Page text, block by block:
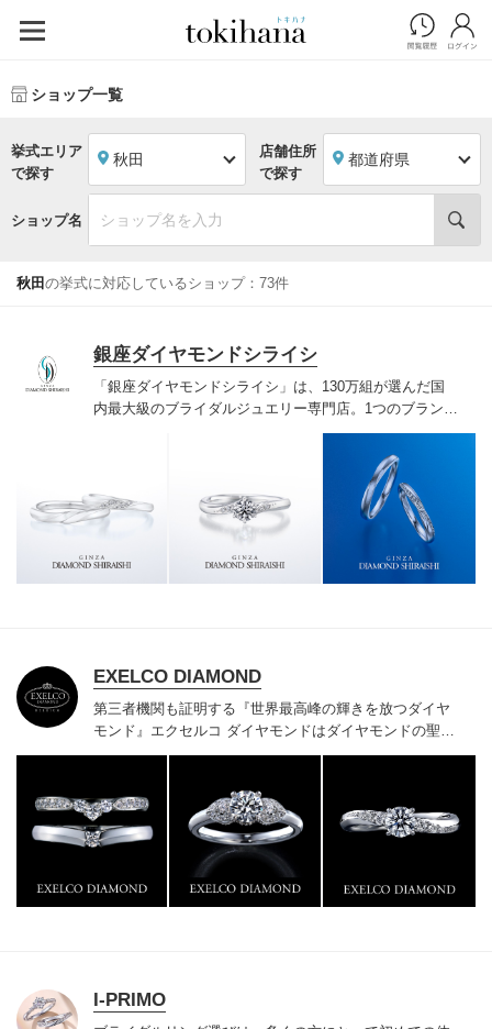
ショップ一覧
挙式エリア
で探す
秋田
店舗住所
で探す
都道府県
ショップ名
秋田 の挙式に対応しているショップ：73件
銀座ダイヤモンドシライシ
「銀座ダイヤモンドシライシ」は、130万組が選んだ国
内最大級のブライダルジュエリー専門店。1つのブランド
では国内最大級の700種類以上の豊富なデザインを取り
揃え、ふたりの「似合う」と「好き」を同時に叶えた満
足の選択ができる指輪をご提案しています。多くのお客
様にご満足いただけている、一生身に着けるための指輪
のクオリティや購入後のアフターサービスをぜひ一度店
頭でお確かめください。
EXELCO DIAMOND
第三者機関も証明する『世界最高峰の輝きを放つダイヤ
モンド』 エクセルコ ダイヤモンドはダイヤモンドの聖地
ベルギー発祥で200年以上の歴史がある真のカッターズ
門店としてリングのデザインや品質にもこだわっていま
す。おふたりに本物の輝きを一生身に着けていただきた
い想いで「ヴァージン・ダイヤモンド」「ハードプラチ
ナ」「保証内容」にこだわっています。
I-PRIMO